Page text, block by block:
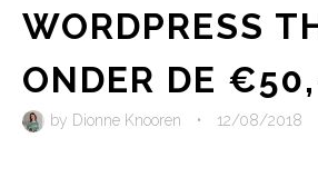
WORDPRESS
ONDER DE
by Dionne Knooren • 12/08/2018